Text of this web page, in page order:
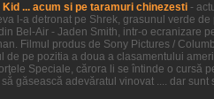
Kid ... acum si pe taramuri chinezesti -
l-a detronat pe Shrek, grasunul verde
Bel-Air - Jaden Smith, intr-o ecranizare
Filmul produs de Sony Pictures /
de pe pozitia a doua a clasamentului
Speciale, cărora li se întinde o cursă
găsească adevăratul vinovat .... dar